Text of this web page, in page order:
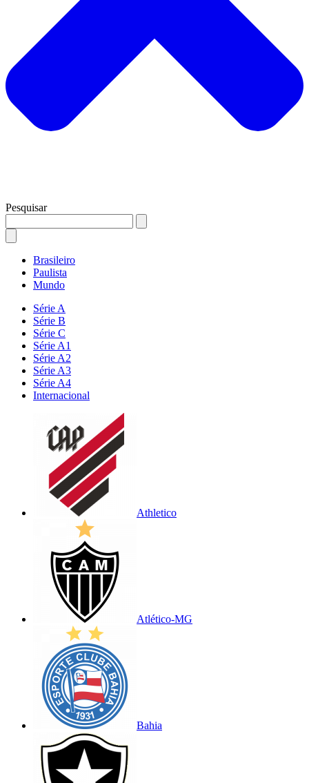
Pesquisar
Brasileiro
Paulista
Mundo
Série A
Série B
Série C
Série A1
Série A2
Série A3
Série A4
Internacional
Athletico
Atlético-MG
Bahia